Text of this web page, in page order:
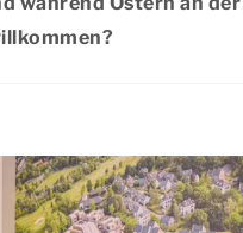
Ihre bevorzugte
ist.
Haustiere sind in den
erlaubt. Schauen Sie
jeweiligen